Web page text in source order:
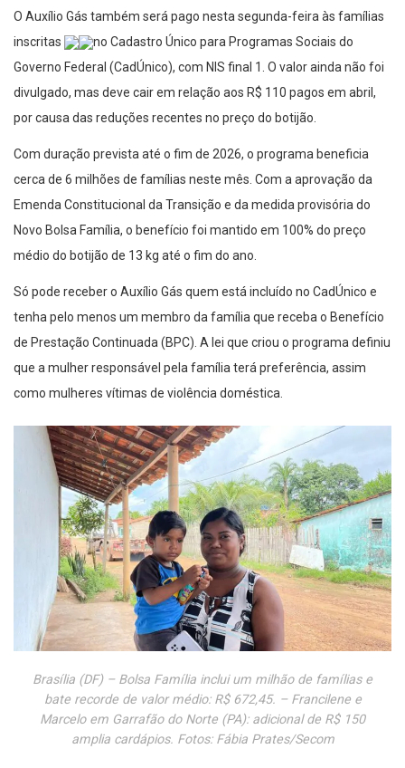
O Auxílio Gás também será pago nesta segunda-feira às famílias
inscritas
no Cadastro Único para Programas Sociais do
Governo Federal (CadÚnico), com NIS final 1. O valor ainda não foi
divulgado, mas deve cair em relação aos R$ 110 pagos em abril,
por causa das reduções recentes no preço do botijão.
Com duração prevista até o fim de 2026, o programa beneficia
cerca de 6 milhões de famílias neste mês. Com a aprovação da
Emenda Constitucional da Transição e da medida provisória do
Novo Bolsa Família, o benefício foi mantido em 100% do preço
médio do botijão de 13 kg até o fim do ano.
Só pode receber o Auxílio Gás quem está incluído no CadÚnico e
tenha pelo menos um membro da família que receba o Benefício
de Prestação Continuada (BPC). A lei que criou o programa definiu
que a mulher responsável pela família terá preferência, assim
como mulheres vítimas de violência doméstica.
Brasília (DF) – Bolsa Família inclui um milhão de famílias e
bate recorde de valor médio: R$ 672,45. – Francilene e
Marcelo em Garrafão do Norte (PA): adicional de R$ 150
amplia cardápios. Fotos: Fábia Prates/Secom